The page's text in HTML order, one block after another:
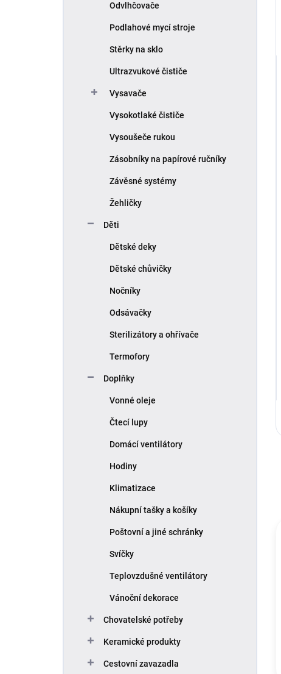
Odvlhčovače
Podlahové mycí stroje
Stěrky na sklo
Ultrazvukové čističe
Vysavače
Vysokotlaké čističe
Vysoušeče rukou
Zásobníky na papírové ručníky
Závěsné systémy
Žehličky
Děti
Dětské deky
Dětské chůvičky
Nočníky
Odsávačky
Sterilizátory a ohřívače
Termofory
Doplňky
Vonné oleje
Čtecí lupy
Domácí ventilátory
Hodiny
Klimatizace
Nákupní tašky a košíky
Poštovní a jiné schránky
Svíčky
Teplovzdušné ventilátory
Vánoční dekorace
Chovatelské potřeby
Keramické produkty
Cestovní zavazadla